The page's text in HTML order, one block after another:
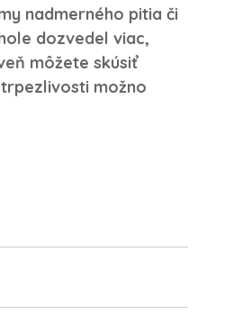
nadmerného pitia či
dozvedel viac,
môžete skúsiť
trpezlivosti možno